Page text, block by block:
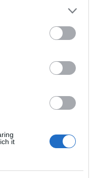
it
Én úgy
Azt hiszik,
ránk,
támogatja a
ami nyugati”.
akik